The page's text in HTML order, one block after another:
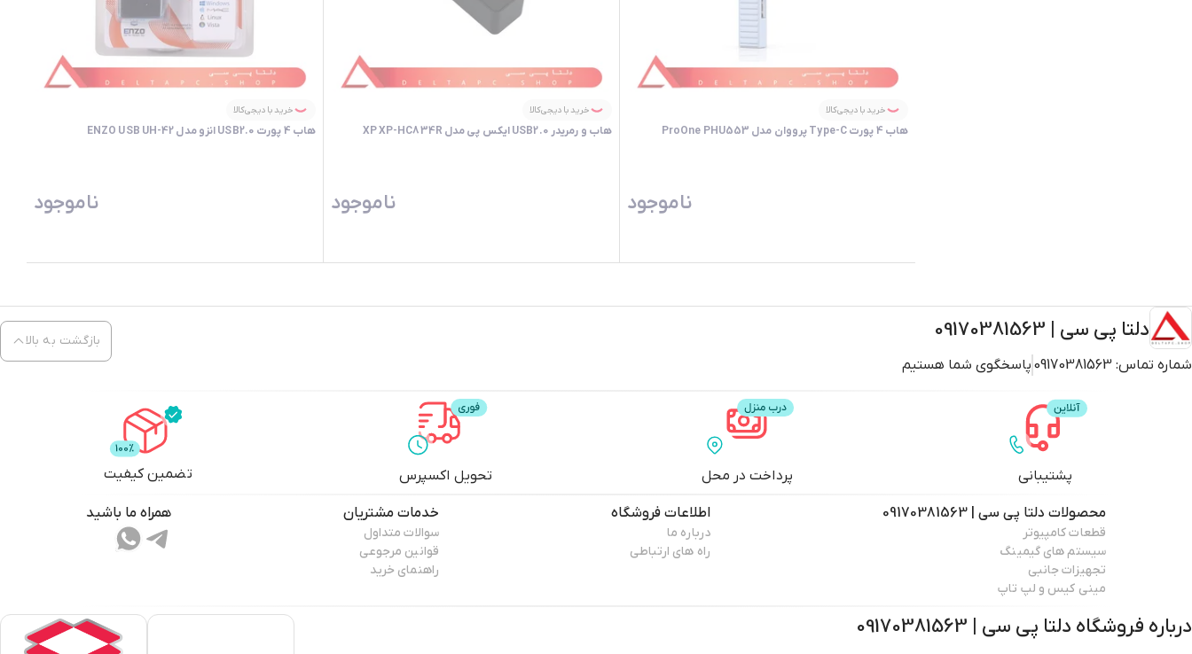
خرید با دیجی‌کالا
هاب 4 پورت Type-C پرووان مدل ProOne PHU553
ناموجود
خرید با دیجی‌کالا
هاب و رمریدر USB2.0 ایکس پی مدل XP XP-HC834R
ناموجود
خرید با دیجی‌کالا
هاب 4 پورت USB2.0 انزو مدل ENZO USB UH-42
ناموجود
دلتا پی سی | 09170381563
شماره تماس: 09170381563 پاسخگوی شما هستیم
بازگشت به بالا
پشتیبانی پرداخت در محل تحویل اکسپرس تضمین کیفیت
محصولات دلتا پی سی | 09170381563
قطعات کامپیوتر
سیستم های گیمینگ
تجهیزات جانبی
مینی کیس و لپ تاپ
اطلاعات فروشگاه
درباره ما
راه های ارتباطی
خدمات مشتریان
سوالات متداول
قوانین مرجوعی
راهنمای خرید
همراه ما باشید
درباره فروشگاه دلتا پی سی | 09170381563